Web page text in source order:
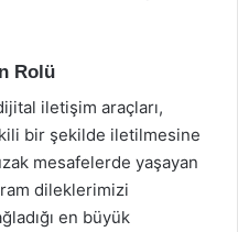
Rolü
iletişim araçları,
bir şekilde iletilmesine
mesafelerde yaşayan
dileklerimizi
en büyük